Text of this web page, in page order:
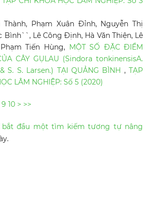
Thành, Phạm Xuân Đỉnh, Nguyễn Thị
Bình``, Lê Công Định, Hà Văn Thiện, Lê
Tiến Hùng, MỘT SỐ ĐẶC ĐIỂM
CÂY GỤLAU (Sindora tonkinensisA.
S. S. Larsen.) TẠI QUẢNG BÌNH ,TẠP
LÂM NGHIỆP: Số 5 (2020)
9 10 > >>
bắt đầu một tìm kiếm tương tự nâng